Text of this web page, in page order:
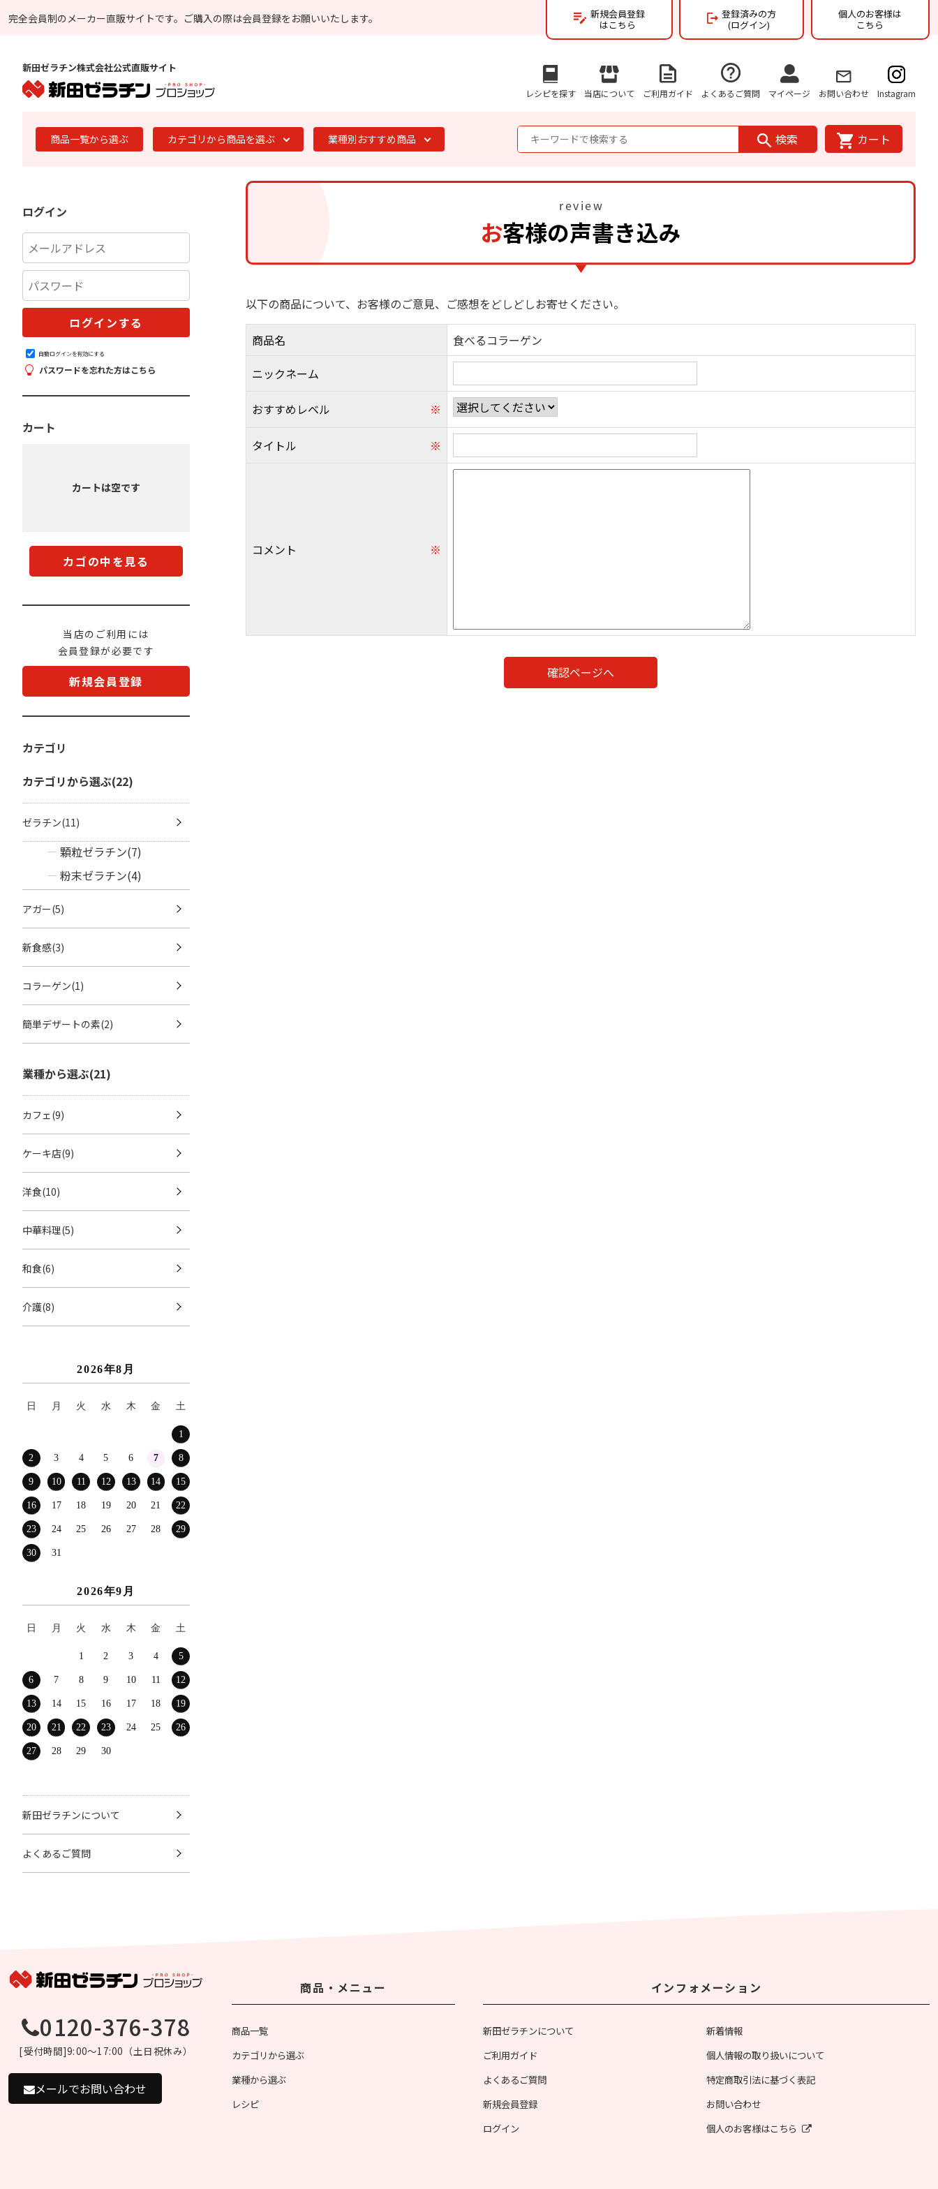
完全会員制のメーカー直販サイトです。 ご購入の際は会員登録をお願いいたします。
新規会員登録
はこちら
登録済みの方
(ログイン)
個人のお客様は
こちら
新田ゼラチン株式会社公式直販サイト
レシピを探す 当店について ご利用ガイド よくあるご質問 マイページ お問い合わせ Instagram
商品一覧から選ぶ カテゴリから商品を選ぶ 業種別おすすめ商品 検索 カート
ログイン
自動ログインを有効にする
パスワードを忘れた方はこちら
カート
カートは空です
カゴの中を見る
当店のご利用には
会員登録が必要です
新規会員登録
カテゴリ
カテゴリから選ぶ(22)
ゼラチン(11)
顆粒ゼラチン(7)
粉末ゼラチン(4)
アガー(5)
新食感(3)
コラーゲン(1)
簡単デザートの素(2)
業種から選ぶ(21)
カフェ(9)
ケーキ店(9)
洋食(10)
中華料理(5)
和食(6)
介護(8)
2026年8月
日 月 火 水 木 金 土
1
2 3 4 5 6 7 8
9 10 11 12 13 14 15
16 17 18 19 20 21 22
23 24 25 26 27 28 29
30 31
2026年9月
日 月 火 水 木 金 土
1 2 3 4 5
6 7 8 9 10 11 12
13 14 15 16 17 18 19
20 21 22 23 24 25 26
27 28 29 30
新田ゼラチンについて
よくあるご質問
お客様の声書き込み
以下の商品について、お客様のご意見、ご感想をどしどしお寄せください。
商品名
食べるコラーゲン
ニックネーム
おすすめレベル ※
タイトル ※
コメント ※
0120-376-378
[受付時間]9:00～17:00（土日祝休み）
メールでお問い合わせ
商品・メニュー
商品一覧
カテゴリから選ぶ
業種から選ぶ
レシピ
インフォメーション
新田ゼラチンについて
新着情報
ご利用ガイド
個人情報の取り扱いについて
よくあるご質問
特定商取引法に基づく表記
新規会員登録
お問い合わせ
ログイン
個人のお客様はこちら